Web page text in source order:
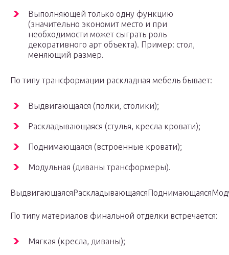
Выполняющей только одну функцию
(значительно экономит место и при
необходимости может сыграть роль
декоративного арт объекта). Пример: стол,
меняющий размер.
По типу трансформации раскладная мебель бывает:
Выдвигающаяся (полки, столики);
Раскладывающаяся (стулья, кресла кровати);
Поднимающаяся (встроенные кровати);
Модульная (диваны трансформеры).
По типу материалов финальной отделки встречается:
Мягкая (кресла, диваны);